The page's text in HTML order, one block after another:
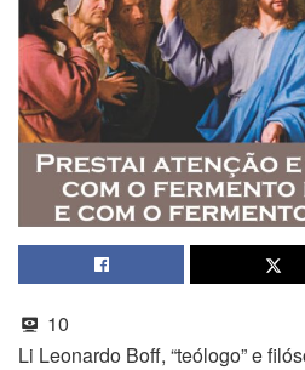
10
Li Leonardo Boff, “teólogo” e